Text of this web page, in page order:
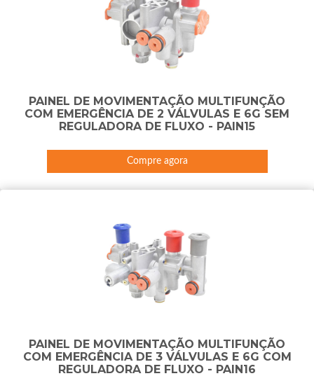
PAINEL DE MOVIMENTAÇÃO MULTIFUNÇÃO
COM EMERGÊNCIA DE 2 VÁLVULAS E 6G SEM
REGULADORA DE FLUXO - PAIN15
Compre agora
PAINEL DE MOVIMENTAÇÃO MULTIFUNÇÃO
COM EMERGÊNCIA DE 3 VÁLVULAS E 6G COM
REGULADORA DE FLUXO - PAIN16